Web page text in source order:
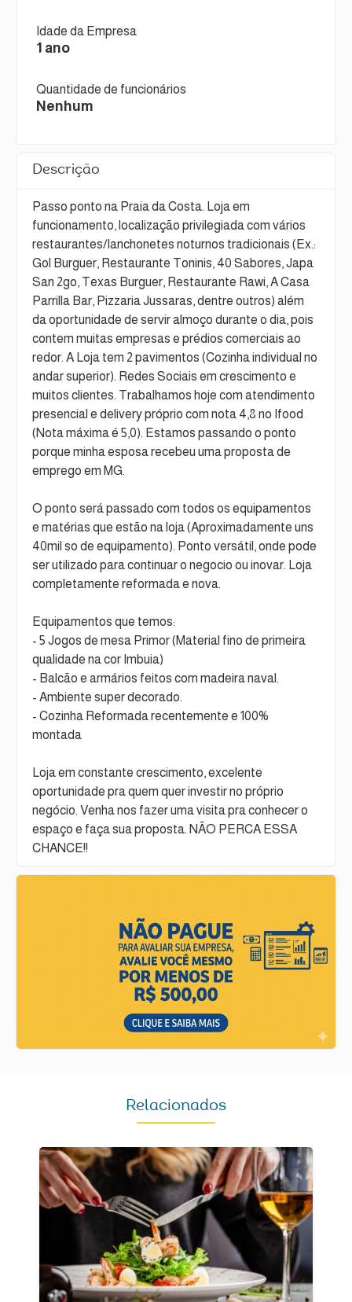
Idade da Empresa
1 ano
Quantidade de funcionários
Nenhum
Descrição
Passo ponto na Praia da Costa. Loja em
funcionamento, localização privilegiada com vários
restaurantes/lanchonetes noturnos tradicionais (Ex.:
Gol Burguer, Restaurante Toninis, 40 Sabores, Japa
San 2go, Texas Burguer, Restaurante Rawi, A Casa
Parrilla Bar, Pizzaria Jussaras, dentre outros) além
da oportunidade de servir almoço durante o dia, pois
contem muitas empresas e prédios comerciais ao
redor. A Loja tem 2 pavimentos (Cozinha individual no
andar superior). Redes Sociais em crescimento e
muitos clientes. Trabalhamos hoje com atendimento
presencial e delivery próprio com nota 4,8 no Ifood
(Nota máxima é 5,0). Estamos passando o ponto
porque minha esposa recebeu uma proposta de
emprego em MG.
O ponto será passado com todos os equipamentos
e matérias que estão na loja (Aproximadamente uns
40mil so de equipamento). Ponto versátil, onde pode
ser utilizado para continuar o negocio ou inovar. Loja
completamente reformada e nova.
Equipamentos que temos:
- 5 Jogos de mesa Primor (Material fino de primeira
qualidade na cor Imbuia)
- Balcão e armários feitos com madeira naval.
- Ambiente super decorado.
- Cozinha Reformada recentemente e 100%
montada
Loja em constante crescimento, excelente
oportunidade pra quem quer investir no próprio
negócio. Venha nos fazer uma visita pra conhecer o
espaço e faça sua proposta. NÃO PERCA ESSA
CHANCE!!
Relacionados